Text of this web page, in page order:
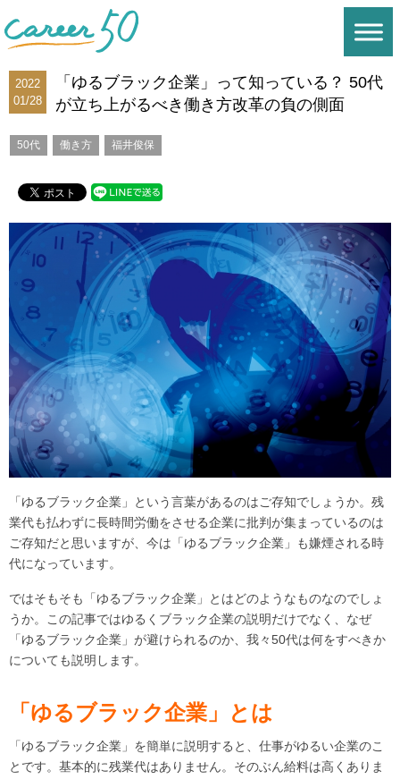
2022
01/28
「ゆるブラック企業」って知っている？ 50代
が立ち上がるべき働き方改革の負の側面
50代 働き方 福井俊保
「ゆるブラック企業」という言葉があるのはご存知でしょうか。残
業代も払わずに長時間労働をさせる企業に批判が集まっているのは
ご存知だと思いますが、今は「ゆるブラック企業」も嫌煙される時
代になっています。
ではそもそも「ゆるブラック企業」とはどのようなものなのでしょ
うか。この記事ではゆるくブラック企業の説明だけでなく、なぜ
「ゆるブラック企業」が避けられるのか、我々50代は何をすべきか
についても説明します。
「ゆるブラック企業」とは
「ゆるブラック企業」を簡単に説明すると、仕事がゆるい企業のこ
とです。基本的に残業代はありません。そのぶん給料は高くありま